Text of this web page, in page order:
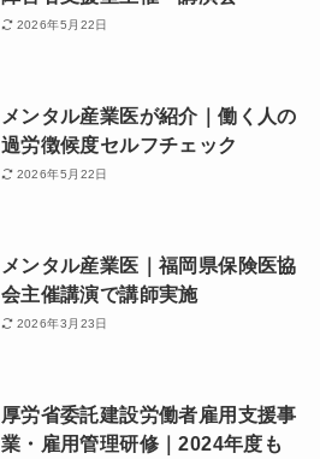
2026年5月22日
メンタル産業医が紹介｜働く人の
過労徴候度セルフチェック
2026年5月22日
メンタル産業医｜福岡県保険医協
会主催講演で講師実施
2026年3月23日
厚労省委託建設労働者雇用支援事
業・雇用管理研修｜2024年度も